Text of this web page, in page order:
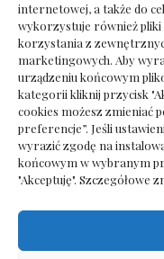
internetowej, a także do
wykorzystuje również pliki
korzystania z
marketingowych. Aby
urządzeniu końcowym
kategorii kliknij przycisk
cookies możesz zmieniać
preferencje”. Jeśli
wyrazić zgodę na
końcowym w wybranym
"Akceptuję". Szczegółowe